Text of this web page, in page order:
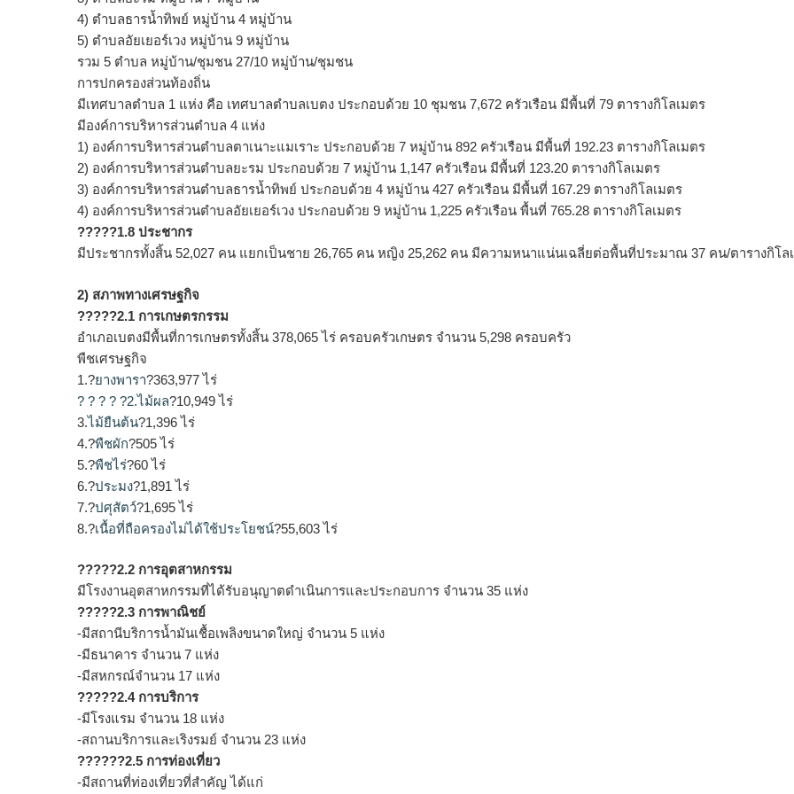
4) ตำบลธารน้ำทิพย์ หมู่บ้าน 4 หมู่บ้าน
5) ตำบลอัยเยอร์เวง หมู่บ้าน 9 หมู่บ้าน
รวม 5 ตำบล หมู่บ้าน/ชุมชน 27/10 หมู่บ้าน/ชุมชน
การปกครองส่วนท้องถิ่น
มีเทศบาลตำบล 1 แห่ง คือ เทศบาลตำบลเบตง ประกอบด้วย 10 ชุมชน 7,672 ครัวเรือน มีพื้นที่ 79 ตารางกิโลเมตร
มีองค์การบริหารส่วนตำบล 4 แห่ง
1) องค์การบริหารส่วนตำบลตาเนาะแมเราะ ประกอบด้วย 7 หมู่บ้าน 892 ครัวเรือน มีพื้นที่ 192.23 ตารางกิโลเมตร
2) องค์การบริหารส่วนตำบลยะรม ประกอบด้วย 7 หมู่บ้าน 1,147 ครัวเรือน มีพื้นที่ 123.20 ตารางกิโลเมตร
3) องค์การบริหารส่วนตำบลธารน้ำทิพย์ ประกอบด้วย 4 หมู่บ้าน 427 ครัวเรือน มีพื้นที่ 167.29 ตารางกิโลเมตร
4) องค์การบริหารส่วนตำบลอัยเยอร์เวง ประกอบด้วย 9 หมู่บ้าน 1,225 ครัวเรือน พื้นที่ 765.28 ตารางกิโลเมตร
?????1.8 ประชากร
มีประชากรทั้งสิ้น 52,027 คน แยกเป็นชาย 26,765 คน หญิง 25,262 คน มีความหนาแน่นเฉลี่ยต่อพื้นที่ประมาณ 37 คน/ตารางกิโล
2) สภาพทางเศรษฐกิจ
?????2.1 การเกษตรกรรม
อำเภอเบตงมีพื้นที่การเกษตรทั้งสิ้น 378,065 ไร่ ครอบครัวเกษตร จำนวน 5,298 ครอบครัว
พืชเศรษฐกิจ
1.?ยางพารา?363,977 ไร่
? ? ? ? ?2.ไม้ผล?10,949 ไร่
3.ไม้ยืนต้น?1,396 ไร่
4.?พืชผัก?505 ไร่
5.?พืชไร่?60 ไร่
6.?ประมง?1,891 ไร่
7.?ปศุสัตว์?1,695 ไร่
8.?เนื้อที่ถือครองไม่ได้ใช้ประโยชน์?55,603 ไร่
?????2.2 การอุตสาหกรรม
มีโรงงานอุตสาหกรรมที่ได้รับอนุญาตดำเนินการและประกอบการ จำนวน 35 แห่ง
?????2.3 การพาณิชย์
-มีสถานีบริการน้ำมันเชื้อเพลิงขนาดใหญ่ จำนวน 5 แห่ง
-มีธนาคาร จำนวน 7 แห่ง
-มีสหกรณ์จำนวน 17 แห่ง
?????2.4 การบริการ
-มีโรงแรม จำนวน 18 แห่ง
-สถานบริการและเริงรมย์ จำนวน 23 แห่ง
??????2.5 การท่องเที่ยว
-มีสถานที่ท่องเที่ยวที่สำคัญ ได้แก่